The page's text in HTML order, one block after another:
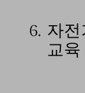
6. 자전
교육